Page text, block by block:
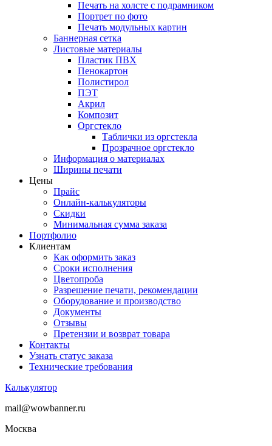
Печать на холсте с подрамником
Портрет по фото
Печать модульных картин
Баннерная сетка
Листовые материалы
Пластик ПВХ
Пенокартон
Полистирол
ПЭТ
Акрил
Композит
Оргстекло
Таблички из оргстекла
Прозрачное оргстекло
Информация о материалах
Ширины печати
Цены
Прайс
Онлайн-калькуляторы
Скидки
Минимальная сумма заказа
Портфолио
Клиентам
Как оформить заказ
Сроки исполнения
Цветопроба
Разрешение печати, рекомендации
Оборудование и производство
Документы
Отзывы
Претензии и возврат товара
Контакты
Узнать статус заказа
Технические требования
Калькулятор
mail@wowbanner.ru
Москва